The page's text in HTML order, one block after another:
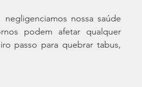
nossa saúde
podem afetar qualquer
passo para quebrar tabus,